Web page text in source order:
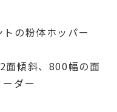
の粉体ホッパー
傾斜、800幅の面
ダー